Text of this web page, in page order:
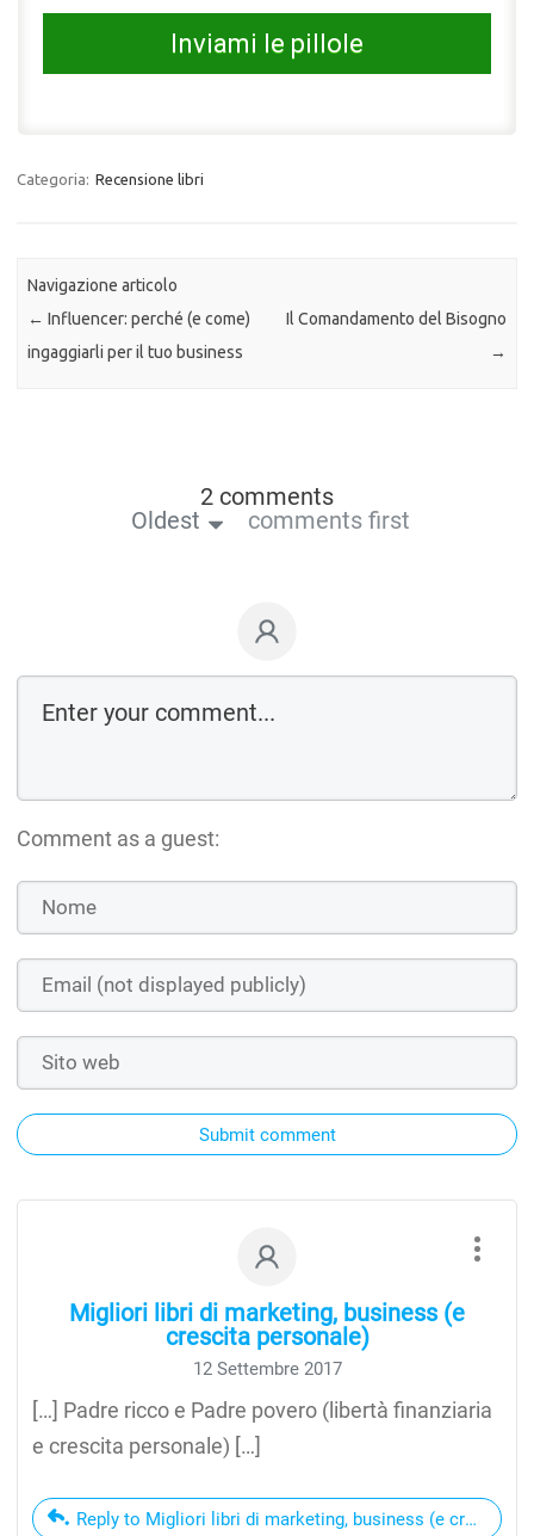
Inviami le pillole
Categoria: Recensione libri
Navigazione articolo
← Influencer: perché (e come)
ingaggiarli per il tuo business
Il Comandamento del Bisogno
→
2 comments
Oldest
comments first
Comment as a guest:
Submit comment
Migliori libri di marketing, business (e
crescita personale)
12 Settembre 2017
[…] Padre ricco e Padre povero (libertà finanziaria
e crescita personale) […]
Reply to Migliori libri di marketing, business (e crescita